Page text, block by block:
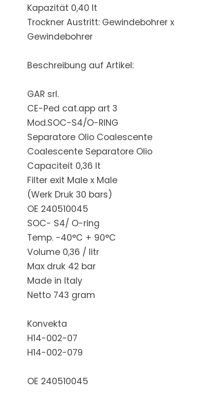
Kapazität 0,40 lt
Trockner Austritt: Gewindebohrer x
Gewindebohrer
Beschreibung auf Artikel:
GAR srl.
CE-Ped cat.app art 3
Mod.SOC-S4/O-RING
Separatore Olio Coalescente
Coalescente Separatore Olio
Capaciteit 0,36 lt
Filter exit Male x Male
(Werk Druk 30 bars)
OE 240510045
SOC- S4/ O-ring
Temp. -40°C + 90°C
Volume 0,36 / litr
Max druk 42 bar
Made in Italy
Netto 743 gram
Konvekta
H14-002-07
H14-002-079
OE 240510045